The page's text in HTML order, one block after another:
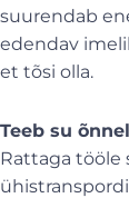
suurendab
edendav
et tõsi olla.
Teeb su
Rattaga tööle